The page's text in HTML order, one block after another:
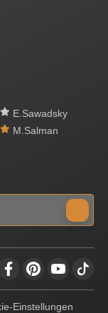
E.Sawadsky
M.Salman
Einstellungen